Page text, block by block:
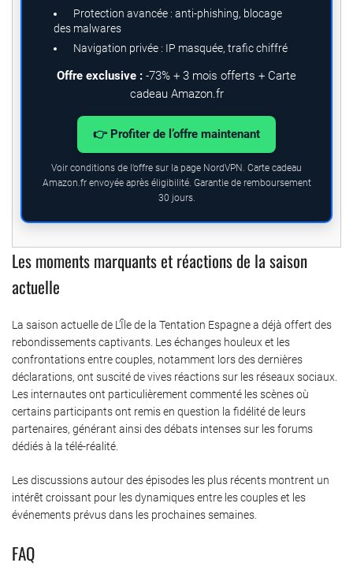
Protection avancée : anti-phishing, blocage
des malwares
Navigation privée : IP masquée, trafic chiffré
Offre exclusive : -73% + 3 mois offerts + Carte
cadeau Amazon.fr
👉 Profiter de l’offre maintenant
Voir conditions de l’offre sur la page NordVPN. Carte cadeau
Amazon.fr envoyée après éligibilité. Garantie de remboursement
30 jours.
Les moments marquants et réactions de la saison
actuelle
La saison actuelle de L’Île de la Tentation Espagne a déjà offert des
rebondissements captivants. Les échanges houleux et les
confrontations entre couples, notamment lors des dernières
déclarations, ont suscité de vives réactions sur les réseaux sociaux.
Les internautes ont particulièrement commenté les scènes où
certains participants ont remis en question la fidélité de leurs
partenaires, générant ainsi des débats intenses sur les forums
dédiés à la télé-réalité.
Les discussions autour des épisodes les plus récents montrent un
intérêt croissant pour les dynamiques entre les couples et les
événements prévus dans les prochaines semaines.
FAQ